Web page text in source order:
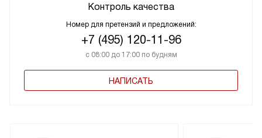
Контроль качества
Номер для претензий и предложений:
+7 (495) 120-11-96
с 08:00 до 17:00 по будням
НАПИСАТЬ